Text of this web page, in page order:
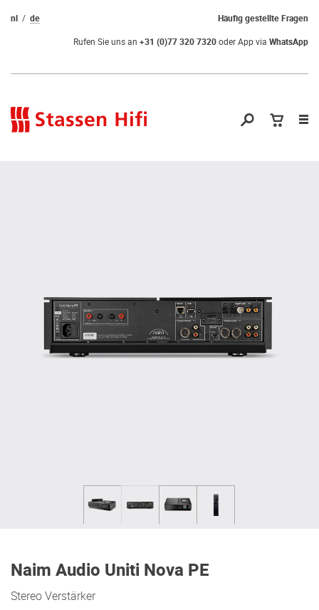
Häufig gestellte Fragen
nl de
Rufen Sie uns an +31 (0)77 320 7320oder App via WhatsApp
Naim Audio Uniti Nova PE
Stereo Verstärker